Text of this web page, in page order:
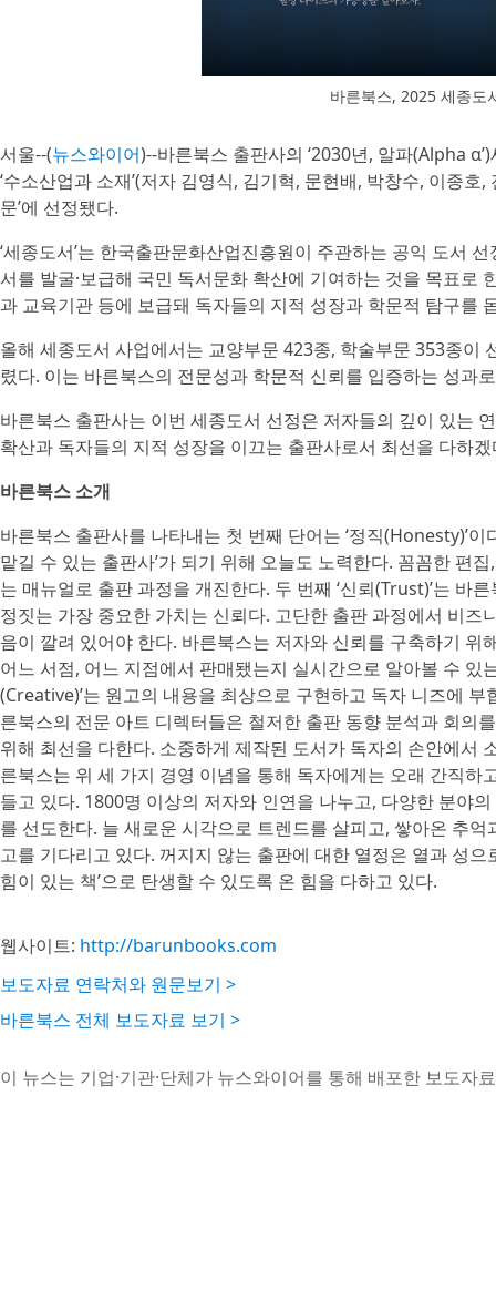
바른북스, 2025 세종도
서울--(뉴스와이어)--바른북스 출판사의 ‘2030년, 알파(Alpha
‘수소산업과 소재’(저자 김영식, 김기혁, 문현배, 박창수, 이종
문’에 선정됐다.
‘세종도서’는 한국출판문화산업진흥원이 주관하는 공익 도서
서를 발굴·보급해 국민 독서문화 확산에 기여하는 것을 목표
과 교육기관 등에 보급돼 독자들의 지적 성장과 학문적 탐구를
올해 세종도서 사업에서는 교양부문 423종, 학술부문 353종이
렸다. 이는 바른북스의 전문성과 학문적 신뢰를 입증하는 성과
바른북스 출판사는 이번 세종도서 선정은 저자들의 깊이 있는
확산과 독자들의 지적 성장을 이끄는 출판사로서 최선을 다하
바른북스 소개
바른북스 출판사를 나타내는 첫 번째 단어는 ‘정직(Honesty)’
맡길 수 있는 출판사’가 되기 위해 오늘도 노력한다. 꼼꼼한 편
는 매뉴얼로 출판 과정을 개진한다. 두 번째 ‘신뢰(Trust)’는 바
정짓는 가장 중요한 가치는 신뢰다. 고단한 출판 과정에서 비
음이 깔려 있어야 한다. 바른북스는 저자와 신뢰를 구축하기 위
어느 서점, 어느 지점에서 판매됐는지 실시간으로 알아볼 수 있
(Creative)’는 원고의 내용을 최상으로 구현하고 독자 니즈에
른북스의 전문 아트 디렉터들은 철저한 출판 동향 분석과 회의
위해 최선을 다한다. 소중하게 제작된 도서가 독자의 손안에서
른북스는 위 세 가지 경영 이념을 통해 독자에게는 오래 간직
들고 있다. 1800명 이상의 저자와 인연을 나누고, 다양한 분야
를 선도한다. 늘 새로운 시각으로 트렌드를 살피고, 쌓아온 추
고를 기다리고 있다. 꺼지지 않는 출판에 대한 열정은 열과 성
힘이 있는 책’으로 탄생할 수 있도록 온 힘을 다하고 있다.
웹사이트: http://barunbooks.com
보도자료 연락처와 원문보기 >
바른북스 전체 보도자료 보기 >
이 뉴스는 기업·기관·단체가 뉴스와이어를 통해 배포한 보도자